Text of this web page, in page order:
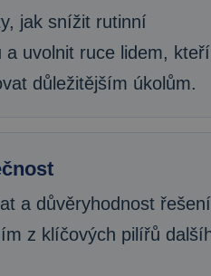
jak snížit rutinní
a uvolnit ruce lidem, kteří
důležitějším úkolům.
a důvěryhodnost řešení
z klíčových pilířů